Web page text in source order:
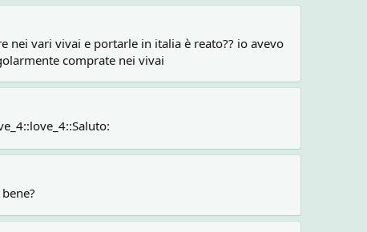
nei vari vivai e portarle in italia è reato?? io avevo
comprate nei vivai